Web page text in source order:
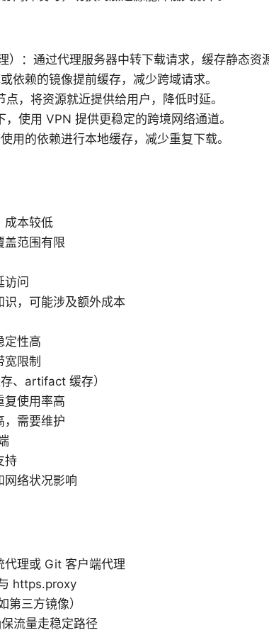
）：通过代理服务器中转下载请求，缓存静态资
依赖的镜像提前缓存，减少跨域请求。
，将资源就近提供给用户，降低时延。
使用 VPN 提供更稳定的跨境网络通道。
用的依赖进行本地缓存，减少重复下载。
成本较低
盖范围有限
访问
，可能涉及额外成本
定性高
限制
、artifact 缓存）
复使用率高
，需要维护
持
络状况影响
代理或 Git 客户端代理
https.proxy
第三方镜像）
流量走稳定路径